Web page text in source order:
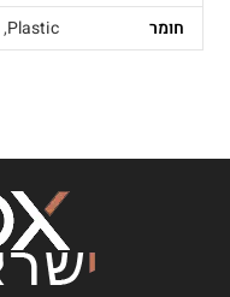
חומר
Plastic
,